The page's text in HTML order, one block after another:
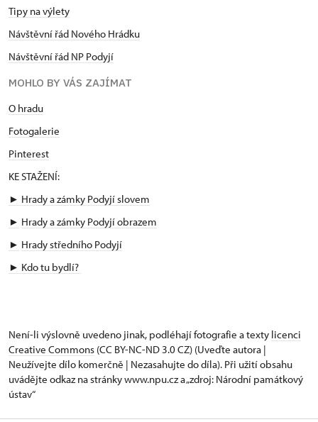
Tipy na výlety
Návštěvní řád Nového Hrádku
Návštěvní řád NP Podyjí
MOHLO BY VÁS ZAJÍMAT
O hradu
Fotogalerie
Pinterest
KE STAŽENÍ:
► Hrady a zámky Podyjí slovem
► Hrady a zámky Podyjí obrazem
► Hrady středního Podyjí
► Kdo tu bydlí?
Není-li výslovně uvedeno jinak, podléhají fotografie a texty licenci
Creative Commons (CC BY-NC-ND 3.0 CZ) (Uveďte autora |
Neužívejte dílo komerčně | Nezasahujte do díla). Při užití obsahu
uvádějte odkaz na stránky www.npu.cz a „zdroj: Národní památkový
ústav“